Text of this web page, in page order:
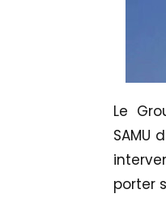
Le
SAMU
porter